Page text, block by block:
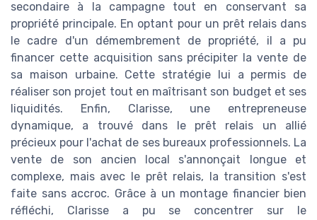
secondaire à la campagne tout en conservant sa
propriété principale. En optant pour un prêt relais dans
le cadre d'un démembrement de propriété, il a pu
financer cette acquisition sans précipiter la vente de
sa maison urbaine. Cette stratégie lui a permis de
réaliser son projet tout en maîtrisant son budget et ses
liquidités. Enfin, Clarisse, une entrepreneuse
dynamique, a trouvé dans le prêt relais un allié
précieux pour l'achat de ses bureaux professionnels. La
vente de son ancien local s'annonçait longue et
complexe, mais avec le prêt relais, la transition s'est
faite sans accroc. Grâce à un montage financier bien
réfléchi, Clarisse a pu se concentrer sur le